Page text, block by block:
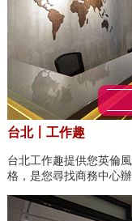
台北〡工作趣
台北工作趣提供您英倫
格，是您尋找商務中心